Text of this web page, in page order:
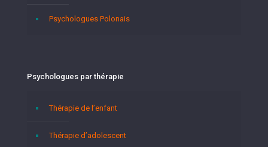
Psychologues Polonais
Psychologues par thérapie
Thérapie de l’enfant
Thérapie d’adolescent